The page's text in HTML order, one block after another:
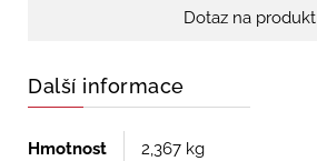
Dotaz na produkt
Další informace
Hmotnost 2,367 kg